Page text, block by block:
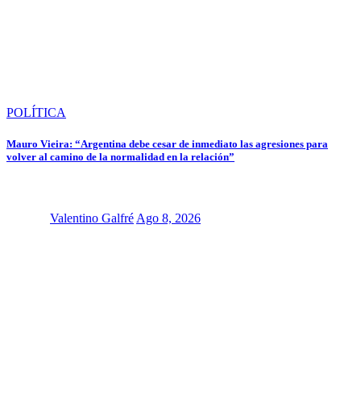
POLÍTICA
Mauro Vieira: “Argentina debe cesar de inmediato las agresiones para
volver al camino de la normalidad en la relación”
Valentino Galfré Ago 8, 2026